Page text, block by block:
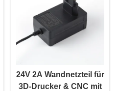
24V 2A Wandnetzteil für
3D-Drucker & CNC mit